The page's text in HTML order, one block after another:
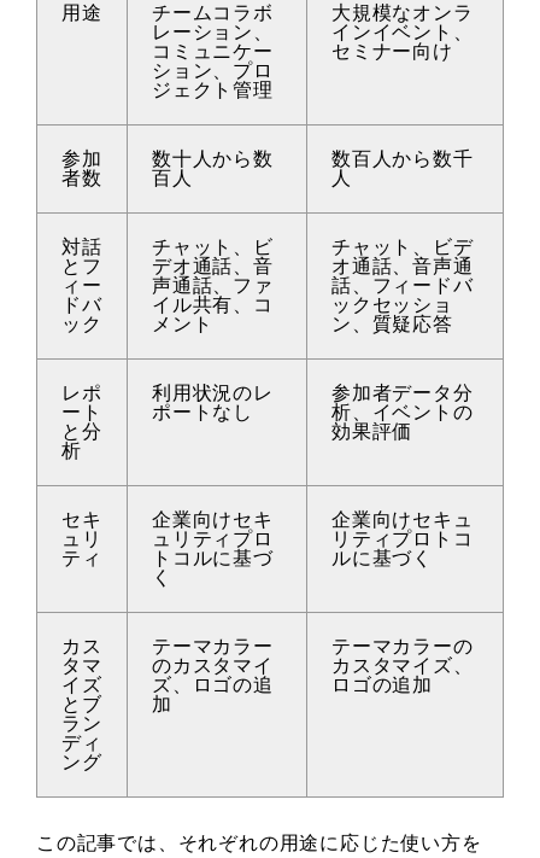
用途
チームコラボ
レーション、
コミュニケー
ション、プロ
ジェクト管理
大規模なオンラ
インイベント、
セミナー向け
参加
者数
数十人から数
百人
数百人から数千
人
対話
とフ
ィー
ドバ
ック
チャット、ビ
デオ通話、音
声通話、ファ
イル共有、コ
メント
チャット、ビデ
オ通話、音声通
話、フィードバ
ックセッショ
ン、質疑応答
レポ
ート
と分
析
利用状況のレ
ポートなし
参加者データ分
析、イベントの
効果評価
セキ
ュリ
ティ
企業向けセキ
ュリティプロ
トコルに基づ
く
企業向けセキュ
リティプロトコ
ルに基づく
カス
タマ
イズ
とブ
ラン
ディ
ング
テーマカラー
のカスタマイ
ズ、ロゴの追
加
テーマカラーの
カスタマイズ、
ロゴの追加
この記事では、それぞれの用途に応じた使い方を